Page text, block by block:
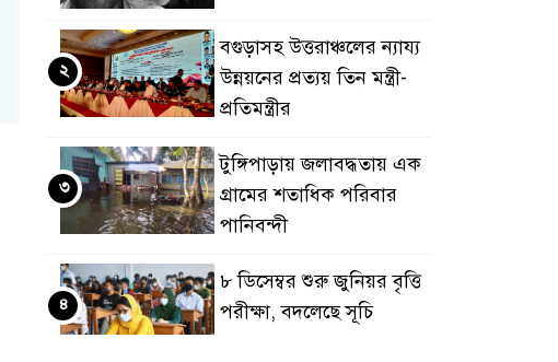
বগুড়াসহ উত্তরাঞ্চলের ন্যায্য
উন্নয়নের প্রত্যয় তিন মন্ত্রী-
প্রতিমন্ত্রীর
২
টুঙ্গিপাড়ায় জলাবদ্ধতায় এক
গ্রামের শতাধিক পরিবার
পানিবন্দী
৩
৮ ডিসেম্বর শুরু জুনিয়র বৃত্তি
পরীক্ষা, বদলেছে সূচি
৪